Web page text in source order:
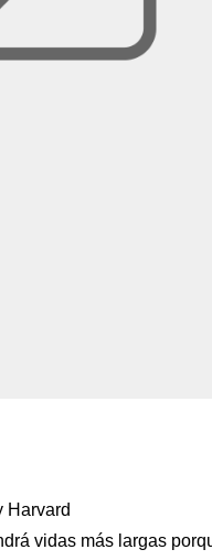
Harvard
vidas más largas